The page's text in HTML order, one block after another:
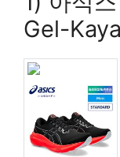
Gel-